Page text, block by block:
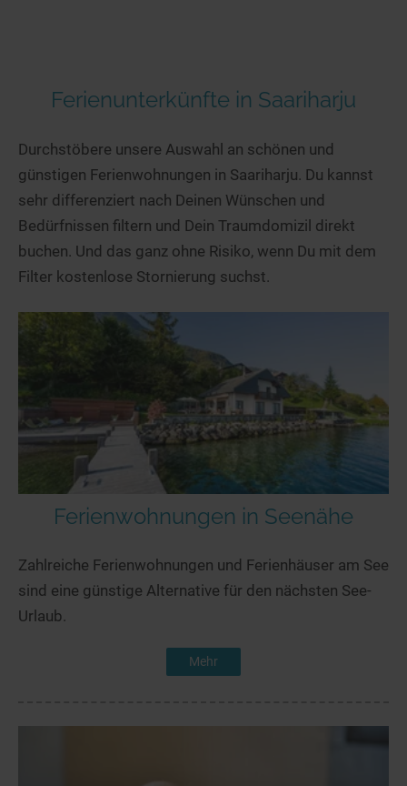
Ferienunterkünfte in Saariharju
Durchstöbere unsere Auswahl an schönen und
günstigen Ferienwohnungen in Saariharju. Du kannst
sehr differenziert nach Deinen Wünschen und
Bedürfnissen filtern und Dein Traumdomizil direkt
buchen. Und das ganz ohne Risiko, wenn Du mit dem
Filter kostenlose Stornierung suchst.
Ferienwohnungen in Seenähe
Zahlreiche Ferienwohnungen und Ferienhäuser am See
sind eine günstige Alternative für den nächsten See-
Urlaub.
Mehr